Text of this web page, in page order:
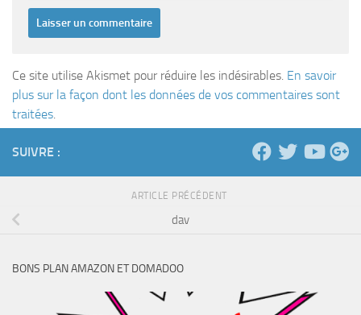
Ce site utilise Akismet pour réduire les indésirables. En savoir
plus sur la façon dont les données de vos commentaires sont
traitées.
SUIVRE :
ARTICLE PRÉCÉDENT
dav
BONS PLAN AMAZON ET DOMADOO